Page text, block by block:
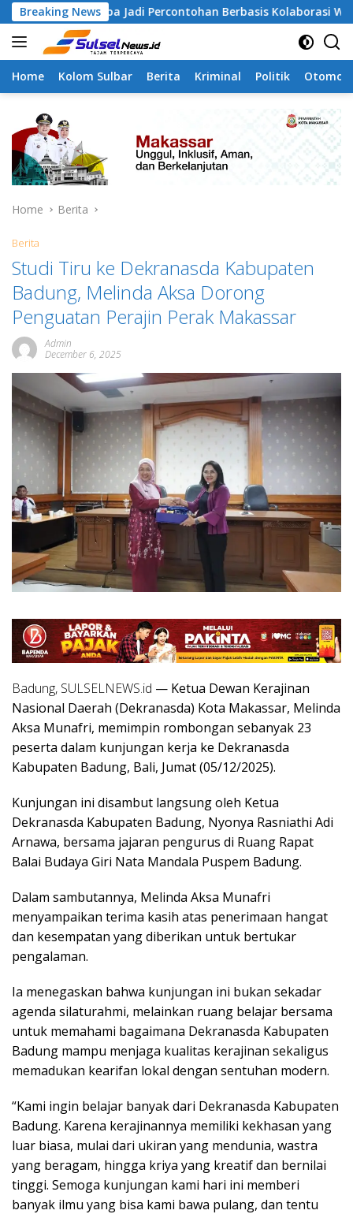
Skip
to
content
Breaking News
Jadi Percontohan Berbasis Kolaborasi Warga
Home Kolom Sulbar Berita Kriminal Politik
Home Berita
Berita
Studi Tiru ke Dekranasda Kabupaten
Badung, Melinda Aksa Dorong
Penguatan Perajin Perak Makassar
Admin
December 6, 2025
Badung, SULSELNEWS.id — Ketua Dewan Kerajinan
Nasional Daerah (Dekranasda) Kota Makassar, Melinda
Aksa Munafri, memimpin rombongan sebanyak 23
peserta dalam kunjungan kerja ke Dekranasda
Kabupaten Badung, Bali, Jumat (05/12/2025).
Kunjungan ini disambut langsung oleh Ketua
Dekranasda Kabupaten Badung, Nyonya Rasniathi Adi
Arnawa, bersama jajaran pengurus di Ruang Rapat
Balai Budaya Giri Nata Mandala Puspem Badung.
Dalam sambutannya, Melinda Aksa Munafri
menyampaikan terima kasih atas penerimaan hangat
dan kesempatan yang diberikan untuk bertukar
pengalaman.
Ia menegaskan bahwa kunjungan ini bukan sekadar
agenda silaturahmi, melainkan ruang belajar bersama
untuk memahami bagaimana Dekranasda Kabupaten
Badung mampu menjaga kualitas kerajinan sekaligus
memadukan kearifan lokal dengan sentuhan modern.
“Kami ingin belajar banyak dari Dekranasda Kabupaten
Badung. Karena kerajinannya memiliki kekhasan yang
luar biasa, mulai dari ukiran yang mendunia, wastra
yang beragam, hingga kriya yang kreatif dan bernilai
tinggi. Semoga kunjungan kami hari ini memberi
banyak ilmu yang bisa kami bawa pulang, dan tentu